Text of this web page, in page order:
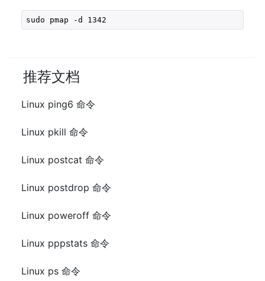
sudo pmap -d 1342
推荐文档
Linux ping6 命令
Linux pkill 命令
Linux postcat 命令
Linux postdrop 命令
Linux poweroff 命令
Linux pppstats 命令
Linux ps 命令